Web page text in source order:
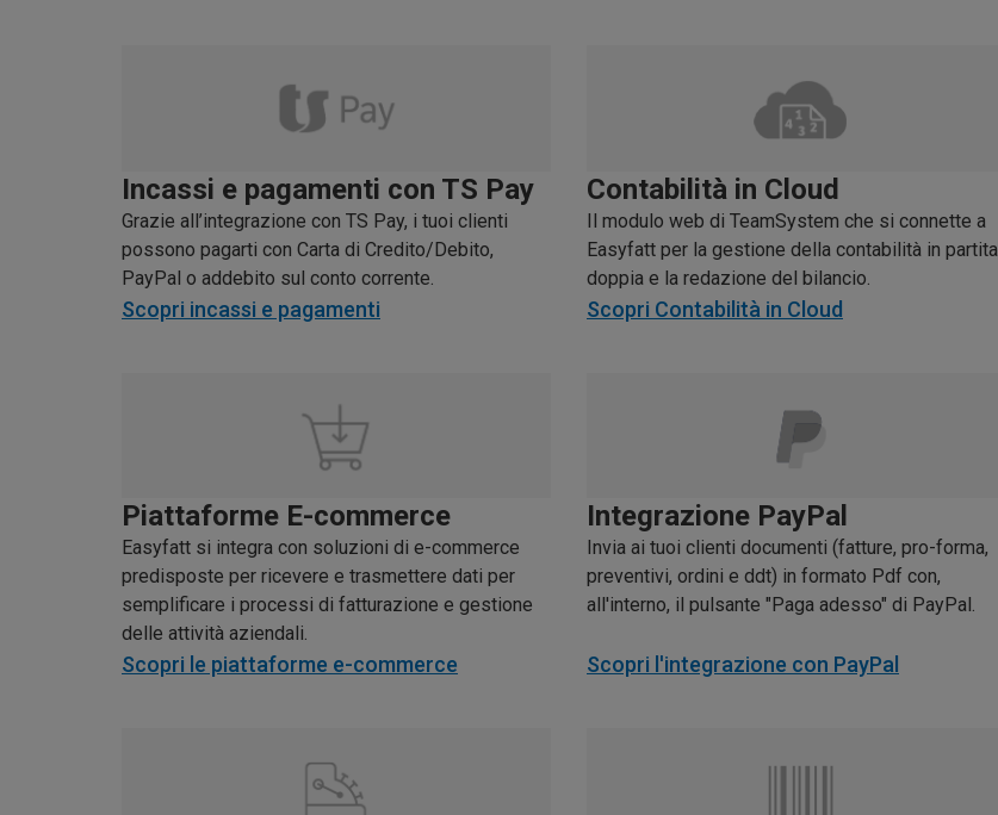
Incassi e pagamenti con TS Pay
Grazie all’integrazione con TS Pay, i tuoi clienti
possono pagarti con Carta di Credito/Debito,
PayPal o addebito sul conto corrente.
Scopri incassi e pagamenti
Contabilità in Cloud
Il modulo web di TeamSystem che si connette a
Easyfatt per la gestione della contabilità in partita
doppia e la redazione del bilancio.
Scopri Contabilità in Cloud
Piattaforme E-commerce
Easyfatt si integra con soluzioni di e-commerce
predisposte per ricevere e trasmettere dati per
semplificare i processi di fatturazione e gestione
delle attività aziendali.
Scopri le piattaforme e-commerce
Integrazione PayPal
Invia ai tuoi clienti documenti (fatture, pro-forma,
preventivi, ordini e ddt) in formato Pdf con,
all'interno, il pulsante "Paga adesso" di PayPal.
Scopri l'integrazione con PayPal